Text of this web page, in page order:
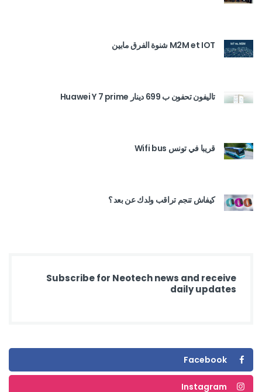
M2M et IOT شنوة الفرق مابين
تاليفون تحفون ب 699 دينار Huawei Y 7 prime
قريبا في تونس Wifi bus
كيفاش تنجم تراقب ولدك عن بعد ؟
Subscribe for Neotech news and receive
daily updates
Facebook
Instagram